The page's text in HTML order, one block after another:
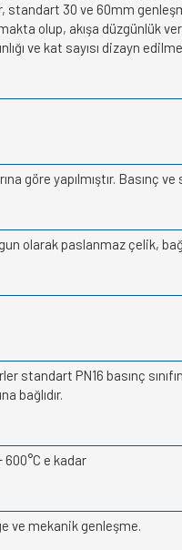
standart 30 ve 60mm
olup, akışa düzgünlük
ve kat sayısı dizayn
göre yapılmıştır. Basınç
olarak paslanmaz çelik,
standart PN16 basınç
bağlıdır.
600°C e kadar
ve mekanik genleşme.